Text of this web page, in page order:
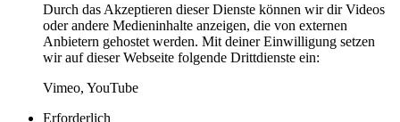
Durch das Akzeptieren dieser Dienste können wir dir Videos
oder andere Medieninhalte anzeigen, die von externen
Anbietern gehostet werden. Mit deiner Einwilligung setzen
wir auf dieser Webseite folgende Drittdienste ein:
Vimeo, YouTube
Erforderlich